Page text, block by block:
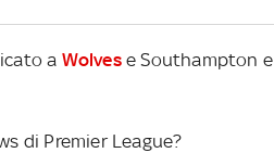
a Wolvese Southampton e
di Premier League?